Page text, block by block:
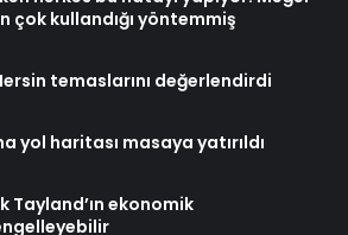
çok kullandığı yöntemmiş
temaslarını değerlendirdi
yol haritası masaya yatırıldı
Tayland’ın ekonomik